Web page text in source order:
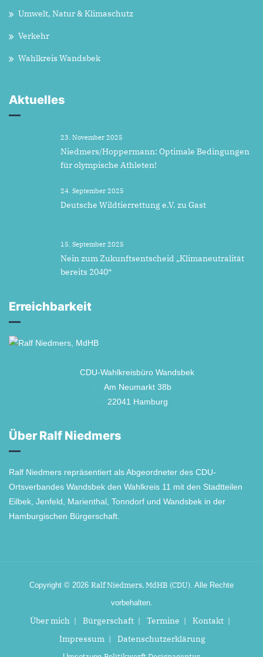
Umwelt, Natur & Klimaschutz
Verkehr
Wahlkreis Wandsbek
Aktuelles
23. November 2025
Niedmers/Hoppermann: Optimale Bedingungen
für olympische Athleten!
24. September 2025
Deutsche Wildtierrettung e.V. zu Gast
15. September 2025
Nein zum Zukunftsentscheid „Klimaneutralität
bereits 2040“
Erreichbarkeit
CDU-Wahlkreisbüro Wandsbek
Am Neumarkt 38b
22041 Hamburg
Über Ralf Niedmers
Ralf Niedmers repräsentiert als Abgeordneter des CDU-
Ortsverbandes Wandsbek den Wahlkreis 11 mit den Stadtteilen
Eilbek, Jenfeld, Marienthal, Tonndorf und Wandsbek in der
Hamburgischen Bürgerschaft.
Copyright © 2026 Ralf Niedmers, MdHB (CDU). Alle Rechte
vorbehalten.
Über mich Bürgerschaft Termine
Kontakt
Impressum
Datenschutzerklärung